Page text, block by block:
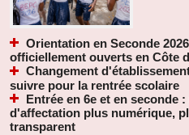
Orientation en Seconde
officiellement ouverts en Côte
Changement
suivre pour la rentrée scolaire
Entrée en 6e et en seconde
d'affectation plus numérique,
transparent